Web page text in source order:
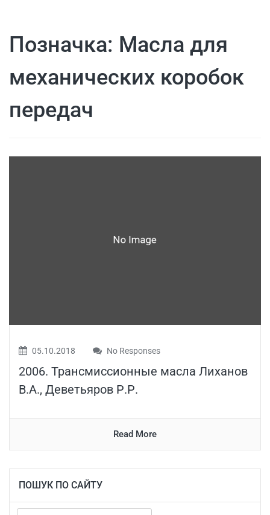
Позначка: Масла для
механических коробок
передач
05.10.2018 No Responses
2006. Трансмиссионные масла Лиханов
В.А., Деветьяров Р.Р.
Read More
ПОШУК ПО САЙТУ